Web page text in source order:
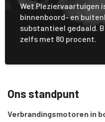
Wet Pleziervaartuigen
binnenboord- en
substantieel gedaald.
zelfs met 80 procent.
Ons standpunt
Verbrandingsmotoren in